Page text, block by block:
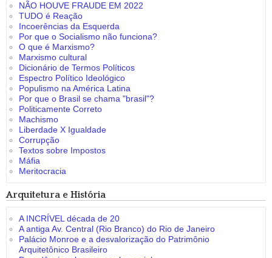
NÃO HOUVE FRAUDE EM 2022
TUDO é Reação
Incoerências da Esquerda
Por que o Socialismo não funciona?
O que é Marxismo?
Marxismo cultural
Dicionário de Termos Políticos
Espectro Político Ideológico
Populismo na América Latina
Por que o Brasil se chama "brasil"?
Politicamente Correto
Machismo
Liberdade X Igualdade
Corrupção
Textos sobre Impostos
Máfia
Meritocracia
Arquitetura e História
A INCRÍVEL década de 20
A antiga Av. Central (Rio Branco) do Rio de Janeiro
Palácio Monroe e a desvalorização do Patrimônio
Arquitetônico Brasileiro